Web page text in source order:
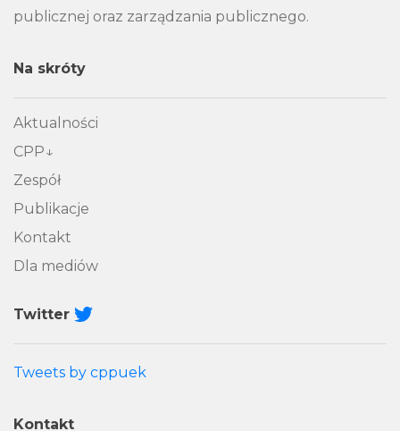
publicznej oraz zarządzania publicznego.
Na skróty
Aktualności
CPP
Zespół
Publikacje
Kontakt
Dla mediów
Twitter
Tweets by cppuek
Kontakt